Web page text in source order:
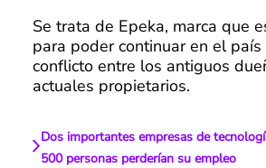
Se trata de Epeka, marca que
para poder continuar en el
conflicto entre los antiguos
actuales propietarios.
Dos importantes empresas de
500 personas perderían su empleo